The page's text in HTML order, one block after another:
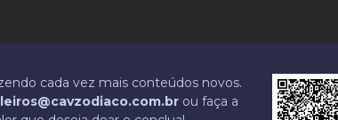
cada vez mais conteúdos novos.
ou faça a